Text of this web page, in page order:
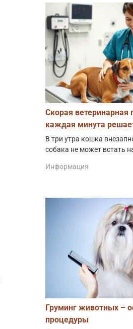
Скорая
каждая минута
В три утра кошка
собака не может встать
Информация
Груминг животных –
процедуры